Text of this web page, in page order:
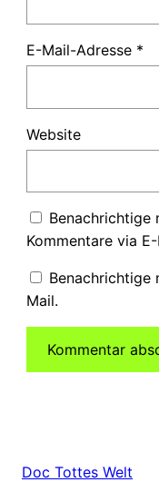
E-Mail-Adresse *
Website
Benachrichtige
Kommentare via
Benachrichtige
Mail.
Doc Tottes Welt